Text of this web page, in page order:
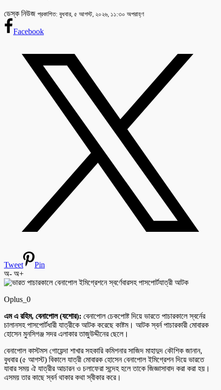
ডেস্ক নিউজ প্রকাশিত: বুধবার, ৫ আগস্ট, ২০২৬, ১১:৩০ অপরাহ্ণ
Facebook
Tweet
Pin
অ- অ+
Oplus_0
এম এ রহিম, বেনাপোল (যশোর): বেনাপোল চেকপোষ্ট দিয়ে ভারতে পাচারকালে স্বর্নের
চালানসহ পাসপোর্টধারী যাত্রীকে আটক করেছে কাষ্টম। আটক স্বর্ন পাচারকারী মোবারক
হোসেন মুনসিগঞ্জ সদর এলাকার তাজুউদ্দীনের ছেলে।
বেনাপোল কাস্টমস গোয়েন্দা শাখার সহকারি কমিশনার সাজিদ মাহাদুদ কৌশিক জানান,
বুধবার (৫ আগস্ট) বিকালে যাত্রী মোবারক হোসেন বেনাপোল ইমিগ্রেশন দিয়ে ভারতে
যাবার সময় ঐ যাত্রীর আচারন ও চলাফেরা সন্দেহ হলে তাকে জিজ্ঞাসাবাদ করা করা হয়।
এসময় তার কাছে স্বর্ন থাকার কথা স্বীকার করে।